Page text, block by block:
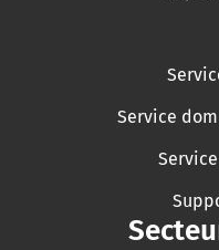
Service